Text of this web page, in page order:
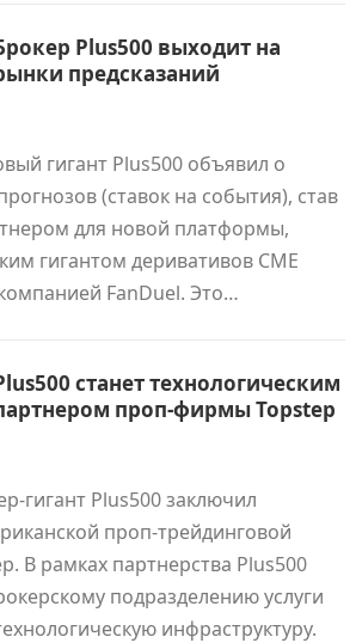
Plus500 выходит на
предсказаний
гигант Plus500 объявил о
(ставок на события), став
для новой платформы,
гигантом деривативов CME
FanDuel. Это…
станет технологическим
проп-фирмы Topstep
гигант Plus500 заключил
проп-трейдинговой
В рамках партнерства Plus500
подразделению услуги
инфраструктуру.